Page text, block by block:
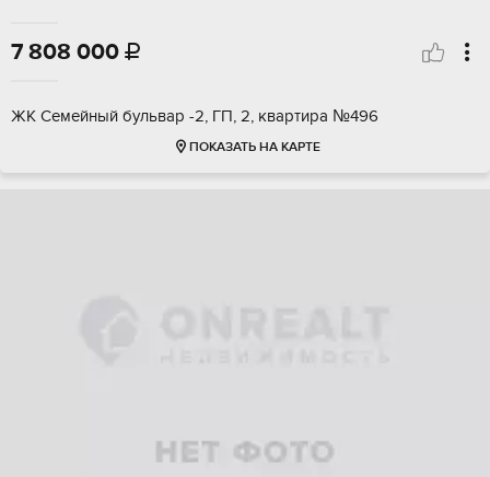
7 808 000 
ЖК Семейный бульвар -2, ГП, 2, квартира №496
ПОКАЗАТЬ НА КАРТЕ